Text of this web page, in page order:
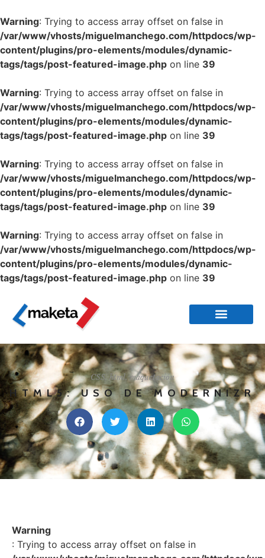
Warning: Trying to access array offset on false in
/var/www/vhosts/miguelmanchego.com/httpdocs/wp-
content/plugins/pro-elements/modules/dynamic-
tags/tags/post-featured-image.php on line 39
Warning: Trying to access array offset on false in
/var/www/vhosts/miguelmanchego.com/httpdocs/wp-
content/plugins/pro-elements/modules/dynamic-
tags/tags/post-featured-image.php on line 39
Warning: Trying to access array offset on false in
/var/www/vhosts/miguelmanchego.com/httpdocs/wp-
content/plugins/pro-elements/modules/dynamic-
tags/tags/post-featured-image.php on line 39
Warning: Trying to access array offset on false in
/var/www/vhosts/miguelmanchego.com/httpdocs/wp-
content/plugins/pro-elements/modules/dynamic-
tags/tags/post-featured-image.php on line 39
CSS, html, maquetación
HTML5: USO DE MODERNIZR
Warning
: Trying to access array offset on false in